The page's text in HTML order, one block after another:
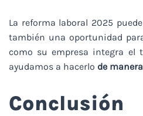
La reforma laboral 2025
también una oportunidad
como su empresa integra el
ayudamos a hacerlo de
Conclusión